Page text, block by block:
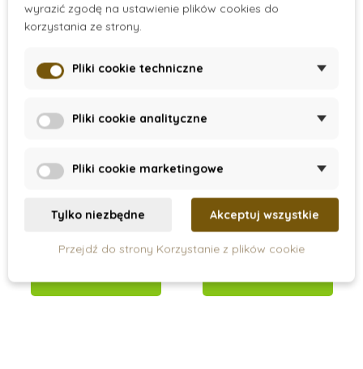
Nienhuis - Mini
do bielizny 2,5 cm
zeleniny, sada C
95 zł
wyrazić zgodę na ustawienie plików cookies do
korzystania ze strony.
Pliki cookie techniczne
Pliki cookie analityczne
Pliki cookie marketingowe
Tylko niezbędne Akceptuj wszystkie
Przejdź do strony Korzystanie z plików cookie